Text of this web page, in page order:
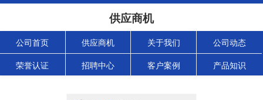
供应商机
公司首页 供应商机 关于我们 公司动态
荣誉认证 招聘中心 客户案例 产品知识